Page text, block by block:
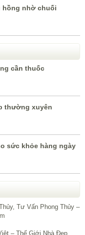
hồng nhờ chuối
cần thuốc
thường xuyên
sức khỏe hàng ngày